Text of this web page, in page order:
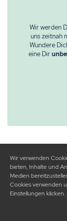
Wir werden
uns zeitnah
Wundere
eine Dir
Wir verwenden
bieten, Inhalte und
Medien
Cookies verwenden
Einstellungen klicken.